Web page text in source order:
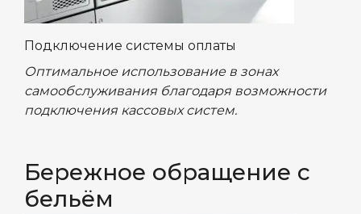
Подключение системы оплаты
Оптимальное использование в зонах
самообслуживания благодаря возможности
подключения кассовых систем.
Бережное обращение с
бельём